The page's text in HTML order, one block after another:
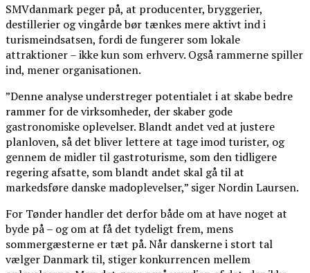
SMVdanmark peger på, at producenter, bryggerier,
destillerier og vingårde bør tænkes mere aktivt ind i
turismeindsatsen, fordi de fungerer som lokale
attraktioner – ikke kun som erhverv. Også rammerne spiller
ind, mener organisationen.
”Denne analyse understreger potentialet i at skabe bedre
rammer for de virksomheder, der skaber gode
gastronomiske oplevelser. Blandt andet ved at justere
planloven, så det bliver lettere at tage imod turister, og
gennem de midler til gastroturisme, som den tidligere
regering afsatte, som blandt andet skal gå til at
markedsføre danske madoplevelser,” siger Nordin Laursen.
For Tønder handler det derfor både om at have noget at
byde på – og om at få det tydeligt frem, mens
sommergæsterne er tæt på. Når danskerne i stort tal
vælger Danmark til, stiger konkurrencen mellem